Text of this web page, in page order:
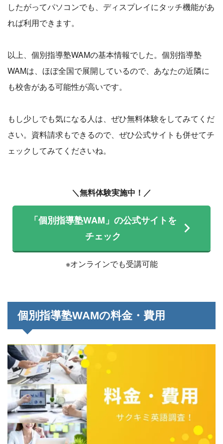
したがってパソコンでも、ディスプレイにタッチ機能があ
れば利用できます。
以上、個別指導塾WAMの基本情報でした。個別指導塾
WAMは、ほぼ全国で展開しているので、あなたの近隣に
も校舎がある可能性が高いです。
もし少しでも気になる人は、ぜひ無料体験をしてみてくだ
さい。資料請求もできるので、ぜひ公式サイトも併せてチ
ェックしてみてくださいね。
＼無料体験実施中！／
「個別指導塾WAM」の公式サイトを
チェック
※オンラインでも受講可能
個別指導塾WAMの料金・費用